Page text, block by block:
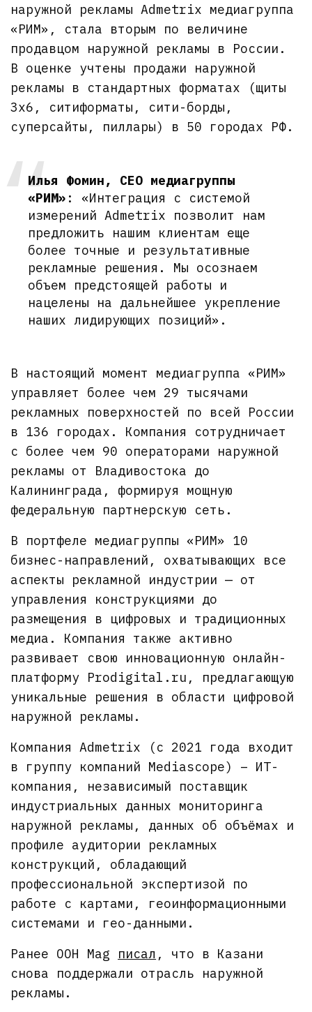
наружной рекламы Admetrix медиагруппа
«РИМ», стала вторым по величине
продавцом наружной рекламы в России.
В оценке учтены продажи наружной
рекламы в стандартных форматах (щиты
3х6, ситиформаты, сити-борды,
суперсайты, пиллары) в 50 городах РФ.
Илья Фомин, СЕО медиагруппы
«РИМ» : «Интеграция с системой
измерений Admetrix позволит нам
предложить нашим клиентам еще
более точные и результативные
рекламные решения. Мы осознаем
объем предстоящей работы и
нацелены на дальнейшее укрепление
наших лидирующих позиций».
В настоящий момент медиагруппа «РИМ»
управляет более чем 29 тысячами
рекламных поверхностей по всей России
в 136 городах. Компания сотрудничает
с более чем 90 операторами наружной
рекламы от Владивостока до
Калининграда, формируя мощную
федеральную партнерскую сеть.
В портфеле медиагруппы «РИМ» 10
бизнес-направлений, охватывающих все
аспекты рекламной индустрии — от
управления конструкциями до
размещения в цифровых и традиционных
медиа. Компания также активно
развивает свою инновационную онлайн-
платформу Prodigital.ru, предлагающую
уникальные решения в области цифровой
наружной рекламы.
Компания Admetrix (с 2021 года входит
в группу компаний Mediascope) – ИТ-
компания, независимый поставщик
индустриальных данных мониторинга
наружной рекламы, данных об объёмах и
профиле аудитории рекламных
конструкций, обладающий
профессиональной экспертизой по
работе с картами, геоинформационными
системами и гео-данными.
Ранее OOH Mag писал , что в Казани
снова поддержали отрасль наружной
рекламы.